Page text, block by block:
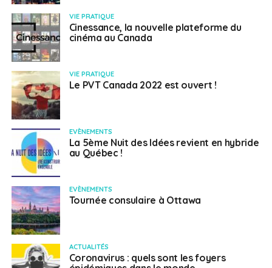
VIE PRATIQUE
Cinessance, la nouvelle plateforme du
cinéma au Canada
VIE PRATIQUE
Le PVT Canada 2022 est ouvert !
EVÈNEMENTS
La 5ème Nuit des Idées revient en hybride
au Québec !
EVÈNEMENTS
Tournée consulaire à Ottawa
ACTUALITÉS
Coronavirus : quels sont les foyers